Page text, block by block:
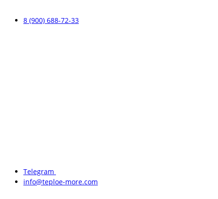
8 (900) 688-72-33
Telegram
info@teploe-more.com